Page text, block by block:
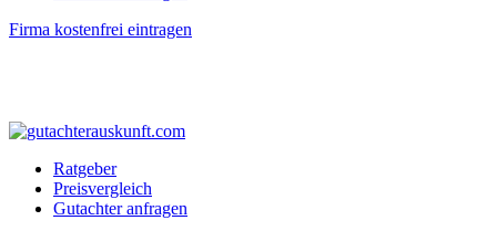
Firma kostenfrei eintragen
Ratgeber
Preisvergleich
Gutachter anfragen